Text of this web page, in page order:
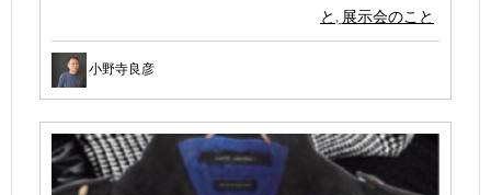
と , 展示会のこと
小野寺良彦